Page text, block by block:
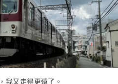
我又走得更遠了。